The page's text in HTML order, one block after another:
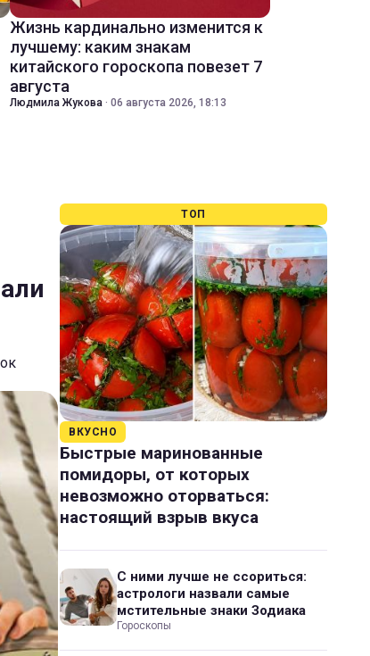
Жизнь кардинально изменится к
лучшему: каким знакам
китайского гороскопа повезет 7
августа
Людмила Жукова · 06 августа 2026, 18:13
ТОП
ВКУСНО
Быстрые маринованные
помидоры, от которых
невозможно оторваться:
настоящий взрыв вкуса
С ними лучше не ссориться:
астрологи назвали самые
мстительные знаки Зодиака
Гороскопы